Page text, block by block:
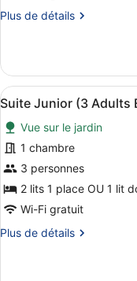
Chambre
(Private
Garden
and
Bathtub
Escapada)
Plus de détails
Plus
le
type
de
Chambre
Double
Deluxe
(Private
Garden
Bathtub
Escapada)
Afficher
toutes
les
photos
pour
ce
type
chambre :
8
Suite Junior (3 Adults
Vue sur le jardin
1 chambre
3 personnes
2 lits 1 place OU 1 lit
Wi-Fi gratuit
Plus de détails
Plus